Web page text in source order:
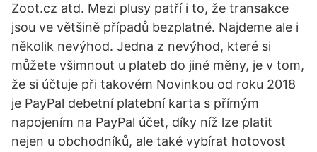
Zoot.cz atd. Mezi plusy patří i to, že transakce
jsou ve většině případů bezplatné. Najdeme ale i
několik nevýhod. Jedna z nevýhod, které si
můžete všimnout u plateb do jiné měny, je v tom,
že si účtuje při takovém Novinkou od roku 2018
je PayPal debetní platební karta s přímým
napojením na PayPal účet, díky níž lze platit
nejen u obchodníků, ale také vybírat hotovost